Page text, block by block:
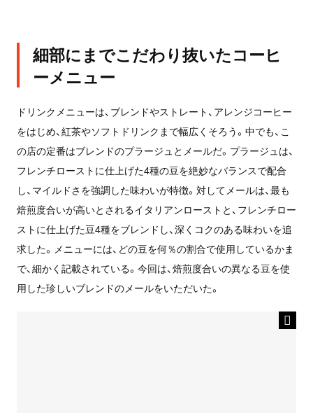
細部にまでこだわり抜いたコーヒ
ーメニュー
ドリンクメニューは、ブレンドやストレート、アレンジコーヒー
をはじめ、紅茶やソフトドリンクまで幅広くそろう。中でも、こ
の店の定番はブレンドのプラージュとメールだ。プラージュは、
フレンチローストに仕上げた4種の豆を絶妙なバランスで配合
し、マイルドさを強調した味わいが特徴。対してメールは、最も
焙煎度合いが高いとされるイタリアンローストと、フレンチロー
ストに仕上げた豆4種をブレンドし、深くコクのある味わいを追
求した。メニューには、どの豆を何％の割合で使用しているかま
で、細かく記載されている。今回は、焙煎度合いの異なる豆を使
用した珍しいブレンドのメールをいただいた。